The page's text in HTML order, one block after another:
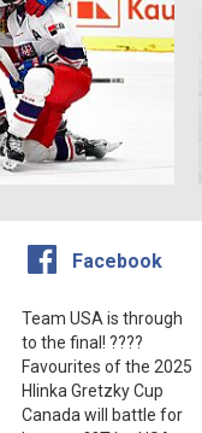
Facebook
Team USA is through
to the final! ????
Favourites of the 2025
Hlinka Gretzky Cup
Canada will battle for